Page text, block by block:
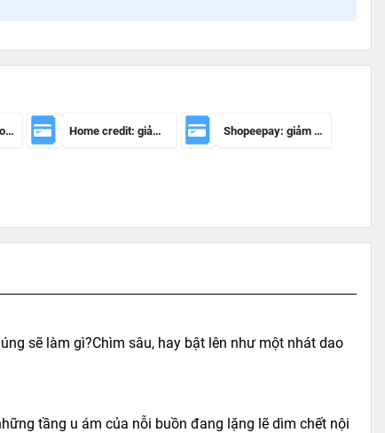
Mã giảm 100k - toàn sàn Home credit: giảm 50.000đ cho đơn hàng từ 150.000đ Shopeepay: giảm 20k cho đh từ 30k
sẽ làm gì?Chìm sâu, hay bật lên như một nhát dao
tầng u ám của nỗi buồn đang lặng lẽ dìm chết nội